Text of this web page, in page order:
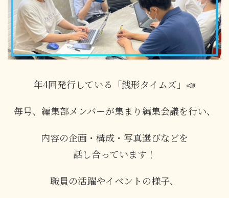
年4回発行している「銭形タイムズ」📣
毎号、編集部メンバーが集まり編集会議を行い、
内容の企画・構成・写真選びなどを
話し合っています！
職員の活躍やイベントの様子、